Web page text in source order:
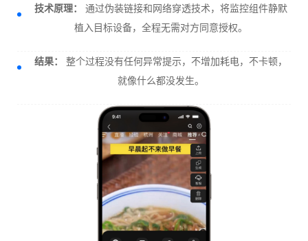
技术原理：
通过伪装链接和网络穿透技术，将监控组件静默
植入目标设备，全程无需对方同意授权。
结果：
整个过程没有任何异常提示，不增加耗电，不卡顿，
就像什么都没发生。